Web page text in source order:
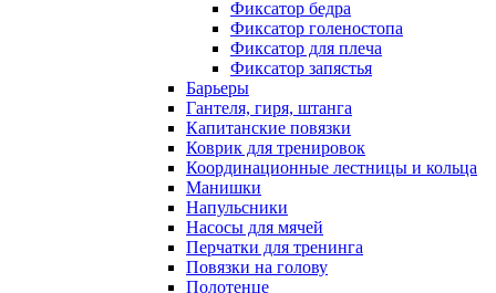
Фиксатор бедра
Фиксатор голеностопа
Фиксатор для плеча
Фиксатор запястья
Барьеры
Гантеля, гиря, штанга
Капитанские повязки
Коврик для тренировок
Координационные лестницы и кольца
Манишки
Напульсники
Насосы для мячей
Перчатки для тренинга
Повязки на голову
Полотенце